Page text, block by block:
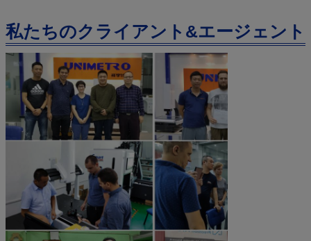
私たちのクライアント&エージェント